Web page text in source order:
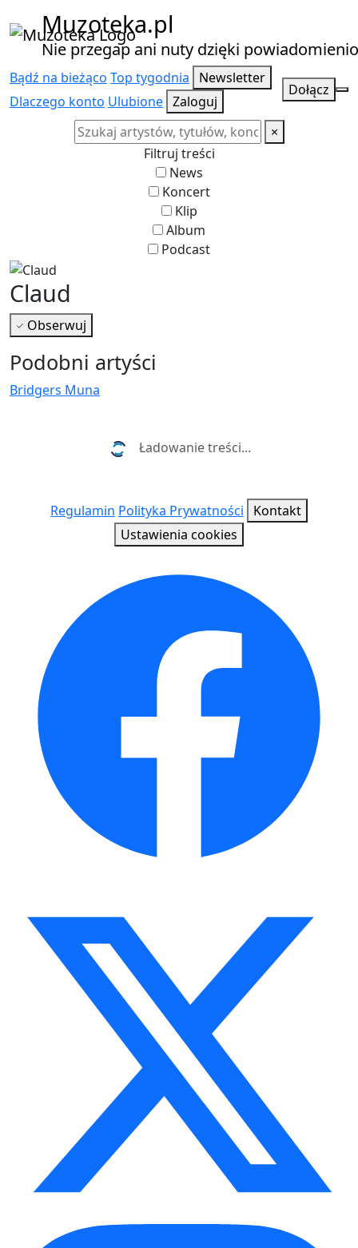
Muzoteka.pl
Nie przegap ani nuty dzięki
Bądź na bieżąco Top tygodnia
Newsletter
Dlaczego konto Ulubione Zaloguj
Dołącz
×
Filtruj treści
News
Koncert
Klip
Album
Podcast
Claud
Obserwuj
Podobni artyści
Bridgers Muna
Ładowanie treści...
Regulamin Polityka Prywatności
Kontakt
Ustawienia cookies